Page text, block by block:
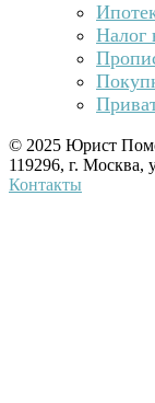
Налог
© 2025 Юрист
119296, г. Москва,
Контакты